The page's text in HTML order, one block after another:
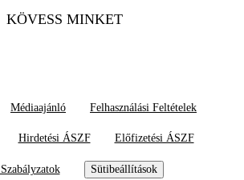
KÖVESS MINKET
Médiaajánló Felhasználási Feltételek
Hirdetési ÁSZF Előfizetési ÁSZF
Sütibeállítások